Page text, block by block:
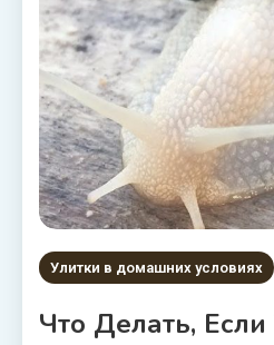
Улитки в домашних условиях
Что Делать, Если